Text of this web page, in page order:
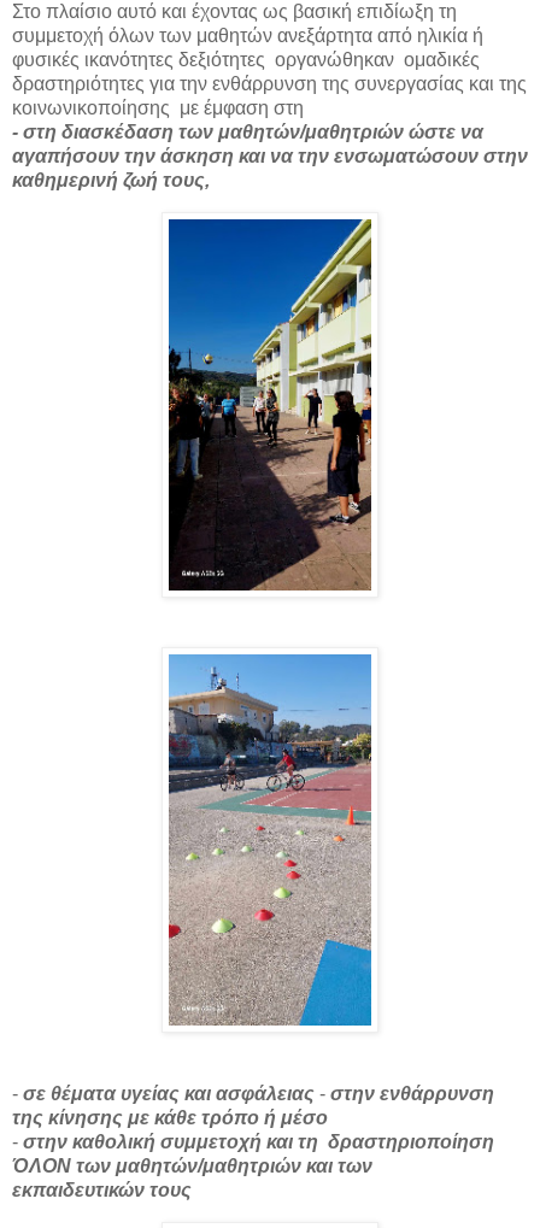
Στο πλαίσιο αυτό και έχοντας ως βασική επιδίωξη τη
συμμετοχή όλων των μαθητών ανεξάρτητα από ηλικία ή
φυσικές ικανότητες δεξιότητες οργανώθηκαν ομαδικές
δραστηριότητες για την ενθάρρυνση της συνεργασίας και της
κοινωνικοποίησης με έμφαση στη
- στη διασκέδαση των μαθητών/μαθητριών ώστε να
αγαπήσουν την άσκηση και να την ενσωματώσουν στην
καθημερινή ζωή τους,
- σε θέματα υγείας και ασφάλειας - στην ενθάρρυνση
της κίνησης με κάθε τρόπο ή μέσο
- στην καθολική συμμετοχή και τη δραστηριοποίηση
ΌΛΟΝ των μαθητών/μαθητριών και των
εκπαιδευτικών τους